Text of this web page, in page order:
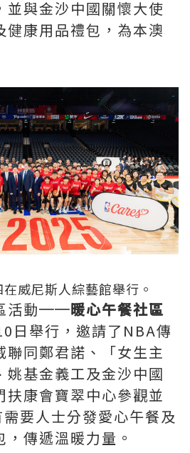
並與金沙中國關懷大使
健康用品禮包，為本澳
威尼斯人綜藝館舉行。
活動──暖心午餐社區
日舉行，邀請了NBA傳
同鄭君諾、「女生主
姚基金義工及金沙中國
扶康會寶翠中心參觀並
要人士分發愛心午餐及
傳遞溫暖力量。